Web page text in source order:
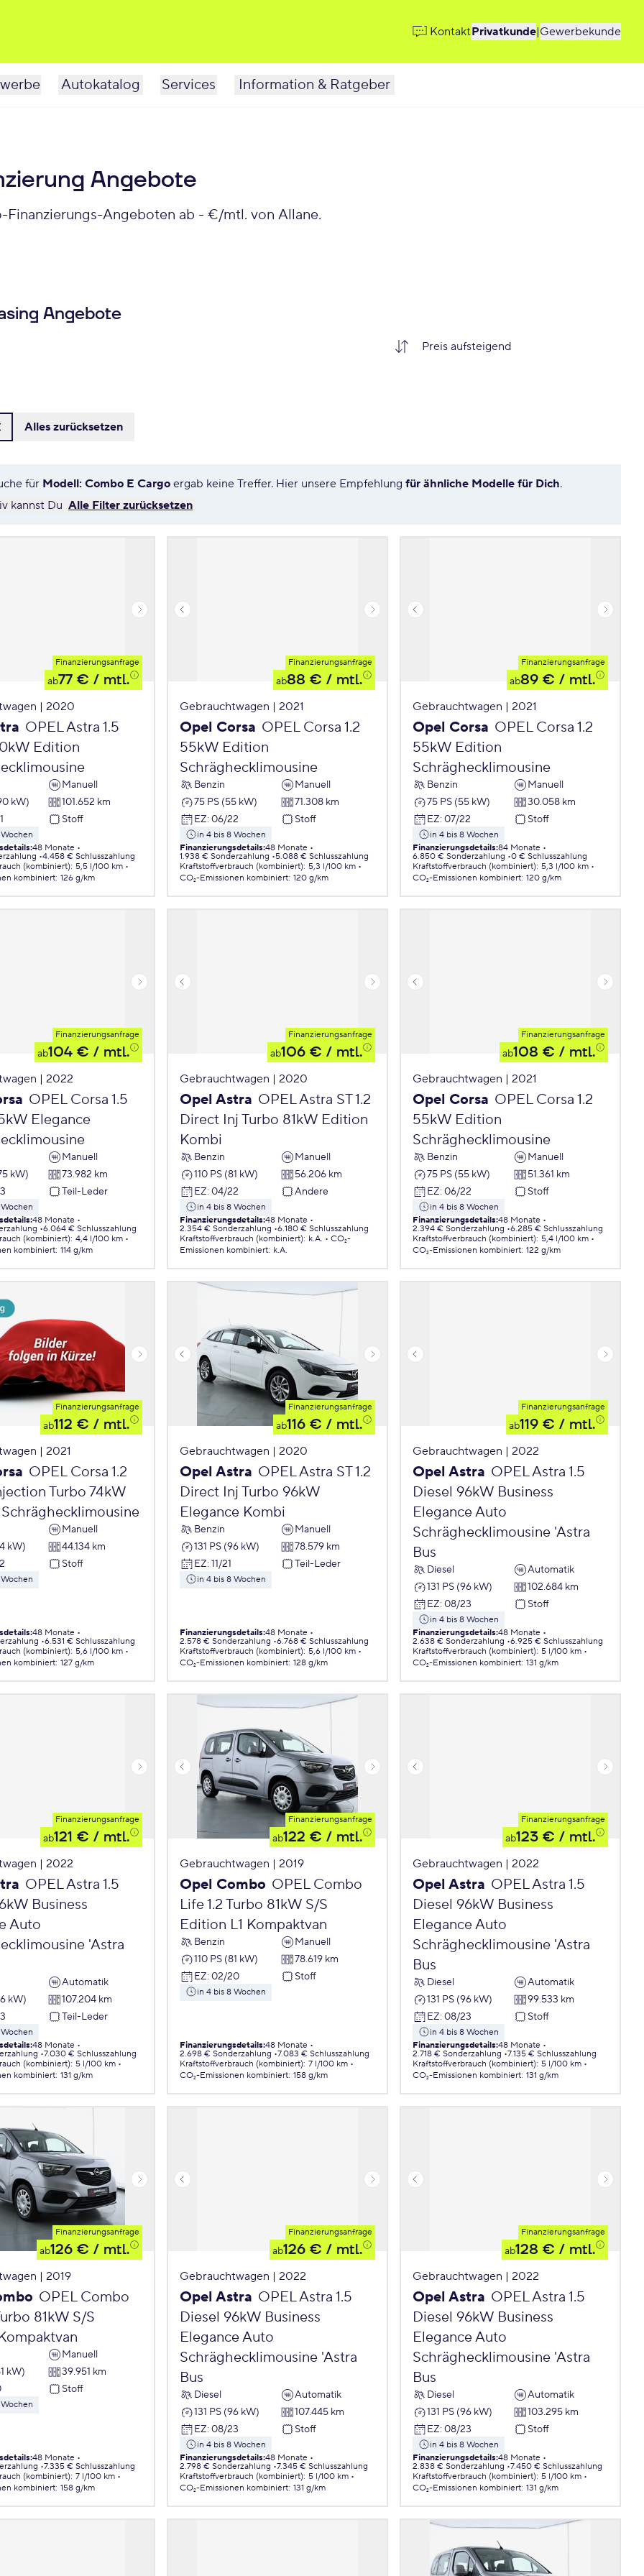
KontaktPrivatkunde|Gewerbekunde
Autokatalog Services Information & Ratgeber
Angebote
Angeboten ab - €/mtl. von Allane.
Angebote
Alles zurücksetzen
für Modell: Combo E Cargo ergab keine Treffer. Hier unsere Empfehlung für ähnliche Modelle für Dich.
kannst Du Alle Filter zurücksetzen
Finanzierungsanfrage
ab77 € / mtl.
| 2020
OPEL Astra 1.5
Edition
Manuell
kW)
101.652 km
Stoff
:48 Monate
4.458 € Schlusszahlung
(kombiniert): 5,5 l/100 km
kombiniert: 126 g/km
Finanzierungsanfrage
ab88 € / mtl.
Gebrauchtwagen | 2021
Opel Corsa OPEL Corsa 1.2
55kW Edition
Schräghecklimousine
Benzin
Manuell
75 PS (55 kW)
71.308 km
EZ: 06/22 Stoff
in 4 bis 8 Wochen
Finanzierungsdetails:48 Monate
1.938 € Sonderzahlung 5.088 € Schlusszahlung
Kraftstoffverbrauch (kombiniert): 5,3 l/100 km
CO₂-Emissionen kombiniert: 120 g/km
Finanzierungsanfrage
ab89 € / mtl.
Gebrauchtwagen | 2021
Opel Corsa OPEL Corsa 1.2
55kW Edition
Schräghecklimousine
Benzin
Manuell
75 PS (55 kW)
30.058 km
EZ: 07/22 Stoff
in 4 bis 8 Wochen
Finanzierungsdetails:84 Monate
6.850 € Sonderzahlung 0 € Schlusszahlung
Kraftstoffverbrauch (kombiniert): 5,3 l/100 km
CO₂-Emissionen kombiniert: 120 g/km
Finanzierungsanfrage
ab104 € / mtl.
| 2022
OPEL Corsa 1.5
Elegance
Manuell
kW)
73.982 km
Teil-Leder
:48 Monate
6.064 € Schlusszahlung
(kombiniert): 4,4 l/100 km
kombiniert: 114 g/km
Finanzierungsanfrage
ab106 € / mtl.
Gebrauchtwagen | 2020
Opel Astra OPEL Astra ST 1.2
Direct Inj Turbo 81kW Edition
Kombi
Benzin
Manuell
110 PS (81 kW)
56.206 km
EZ: 04/22 Andere
in 4 bis 8 Wochen
Finanzierungsdetails:48 Monate
2.354 € Sonderzahlung 6.180 € Schlusszahlung
Kraftstoffverbrauch (kombiniert): k.A.
CO₂-
Emissionen kombiniert: k.A.
Finanzierungsanfrage
ab108 € / mtl.
Gebrauchtwagen | 2021
Opel Corsa OPEL Corsa 1.2
55kW Edition
Schräghecklimousine
Benzin
Manuell
75 PS (55 kW)
51.361 km
EZ: 06/22 Stoff
in 4 bis 8 Wochen
Finanzierungsdetails:48 Monate
2.394 € Sonderzahlung 6.285 € Schlusszahlung
Kraftstoffverbrauch (kombiniert): 5,4 l/100 km
CO₂-Emissionen kombiniert: 122 g/km
Finanzierungsanfrage
ab112 € / mtl.
| 2021
OPEL Corsa 1.2
Turbo 74kW
Manuell
kW)
44.134 km
Stoff
:48 Monate
6.531 € Schlusszahlung
(kombiniert): 5,6 l/100 km
kombiniert: 127 g/km
Finanzierungsanfrage
ab116 € / mtl.
Gebrauchtwagen | 2020
Opel Astra OPEL Astra ST 1.2
Direct Inj Turbo 96kW
Elegance Kombi
Benzin
Manuell
131 PS (96 kW)
78.579 km
EZ: 11/21 Teil-Leder
in 4 bis 8 Wochen
Finanzierungsdetails:48 Monate
2.578 € Sonderzahlung 6.768 € Schlusszahlung
Kraftstoffverbrauch (kombiniert): 5,6 l/100 km
CO₂-Emissionen kombiniert: 128 g/km
Finanzierungsanfrage
ab119 € / mtl.
Gebrauchtwagen | 2022
Opel Astra OPEL Astra 1.5
Diesel 96kW Business
Elegance Auto
Schräghecklimousine 'Astra
Bus
Diesel
Automatik
131 PS (96 kW)
102.684 km
EZ: 08/23 Stoff
in 4 bis 8 Wochen
Finanzierungsdetails:48 Monate
2.638 € Sonderzahlung 6.925 € Schlusszahlung
Kraftstoffverbrauch (kombiniert): 5 l/100 km
CO₂-Emissionen kombiniert: 131 g/km
Finanzierungsanfrage
ab121 € / mtl.
| 2022
OPEL Astra 1.5
Business
Auto
'Astra
Automatik
kW)
107.204 km
Teil-Leder
:48 Monate
7.030 € Schlusszahlung
(kombiniert): 5 l/100 km
kombiniert: 131 g/km
Finanzierungsanfrage
ab122 € / mtl.
Gebrauchtwagen | 2019
Opel Combo OPEL Combo
Life 1.2 Turbo 81kW S/S
Edition L1 Kompaktvan
Benzin
Manuell
110 PS (81 kW)
78.619 km
EZ: 02/20 Stoff
in 4 bis 8 Wochen
Finanzierungsdetails:48 Monate
2.698 € Sonderzahlung 7.083 € Schlusszahlung
Kraftstoffverbrauch (kombiniert): 7 l/100 km
CO₂-Emissionen kombiniert: 158 g/km
Finanzierungsanfrage
ab123 € / mtl.
Gebrauchtwagen | 2022
Opel Astra OPEL Astra 1.5
Diesel 96kW Business
Elegance Auto
Schräghecklimousine 'Astra
Bus
Diesel
Automatik
131 PS (96 kW)
99.533 km
EZ: 08/23 Stoff
in 4 bis 8 Wochen
Finanzierungsdetails:48 Monate
2.718 € Sonderzahlung 7.135 € Schlusszahlung
Kraftstoffverbrauch (kombiniert): 5 l/100 km
CO₂-Emissionen kombiniert: 131 g/km
Finanzierungsanfrage
ab126 € / mtl.
| 2019
OPEL Combo
81kW S/S
Manuell
kW)
39.951 km
Stoff
:48 Monate
7.335 € Schlusszahlung
(kombiniert): 7 l/100 km
kombiniert: 158 g/km
Finanzierungsanfrage
ab126 € / mtl.
Gebrauchtwagen | 2022
Opel Astra OPEL Astra 1.5
Diesel 96kW Business
Elegance Auto
Schräghecklimousine 'Astra
Bus
Diesel
Automatik
131 PS (96 kW)
107.445 km
EZ: 08/23 Stoff
in 4 bis 8 Wochen
Finanzierungsdetails:48 Monate
2.798 € Sonderzahlung 7.345 € Schlusszahlung
Kraftstoffverbrauch (kombiniert): 5 l/100 km
CO₂-Emissionen kombiniert: 131 g/km
Finanzierungsanfrage
ab128 € / mtl.
Gebrauchtwagen | 2022
Opel Astra OPEL Astra 1.5
Diesel 96kW Business
Elegance Auto
Schräghecklimousine 'Astra
Bus
Diesel
Automatik
131 PS (96 kW)
103.295 km
EZ: 08/23 Stoff
in 4 bis 8 Wochen
Finanzierungsdetails:48 Monate
2.838 € Sonderzahlung 7.450 € Schlusszahlung
Kraftstoffverbrauch (kombiniert): 5 l/100 km
CO₂-Emissionen kombiniert: 131 g/km